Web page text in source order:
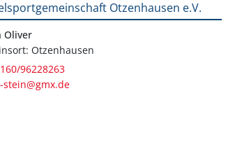
Otzenhausen e.V.
Oliver
Otzenhausen
96228263
stein@gmx.de